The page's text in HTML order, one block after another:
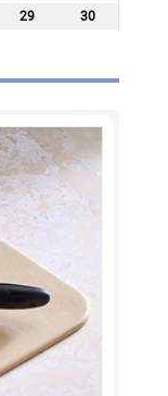
29
30